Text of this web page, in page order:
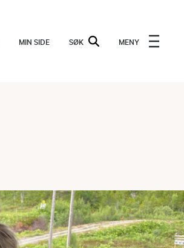
MIN SIDE SØK MENY